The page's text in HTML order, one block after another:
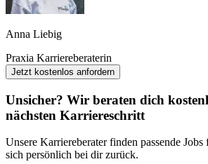
Anna Liebig
Praxia Karriereberaterin
Jetzt kostenlos anfordern
Unsicher? Wir beraten dich
nächsten Karriereschritt
Unsere Karriereberater finden passende
sich persönlich bei dir zurück.